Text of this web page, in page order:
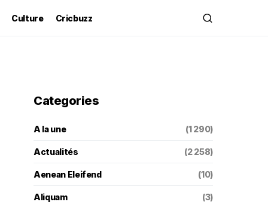
Culture Cricbuzz
Categories
A la une (1 290)
Actualités (2 258)
Aenean Eleifend (10)
Aliquam (3)